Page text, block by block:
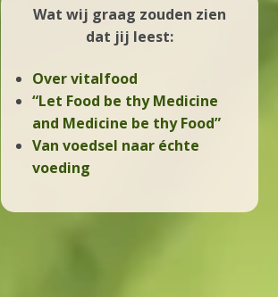
Wat wij graag zouden zien
dat jij leest:
Over vitalfood
“Let Food be thy Medicine
and Medicine be thy Food”
Van voedsel naar échte
voeding